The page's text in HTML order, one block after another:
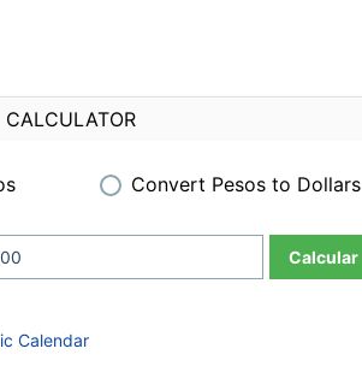
CALCULATOR
Convert Pesos to Dollars
Calcular
Calendar